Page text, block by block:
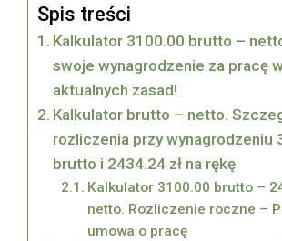
Spis treści
Kalkulator 3100.00 brutto –
swoje wynagrodzenie za pracę
aktualnych zasad!
Kalkulator brutto – netto.
rozliczenia przy wynagrodzeniu
brutto i 2434.24 zł na rękę
Kalkulator 3100.00 brutto –
netto. Rozliczenie roczne –
umowa o pracę